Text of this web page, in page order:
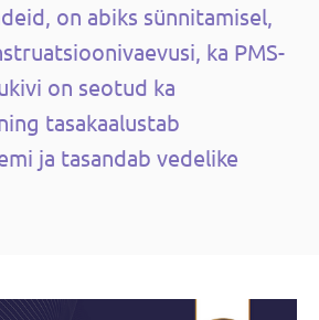
on abiks sünnitamisel,
ka PMS-
on seotud ka
tasakaalustab
ja tasandab vedelike